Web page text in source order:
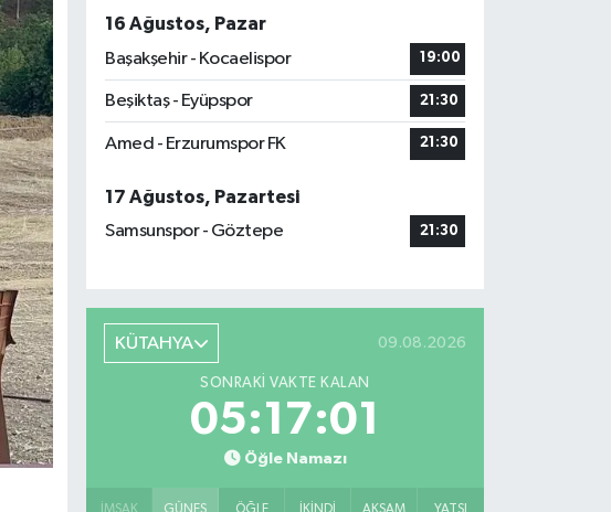
16 Ağustos, Pazar
Başakşehir - Kocaelispor
19:00
Beşiktaş - Eyüpspor 21:30
Amed - Erzurumspor FK 21:30
17 Ağustos, Pazartesi
Samsunspor - Göztepe
21:30
KÜTAHYA 09.08.2026
SONRAKI VAKTE KALAN
05:17:00
Öğle Namazı